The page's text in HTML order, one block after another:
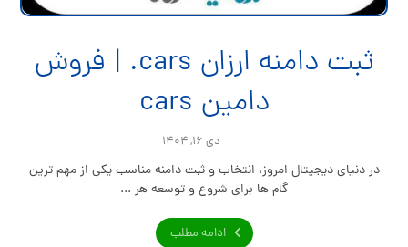
ثبت دامنه ارزان cars. | فروش
دامین cars
دی ۱۶, ۱۴۰۴
در دنیای دیجیتال امروز، انتخاب و ثبت دامنه مناسب یکی از مهم ترین
گام ها برای شروع و توسعه هر ...
ادامه مطلب